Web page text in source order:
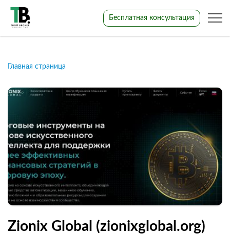
Бесплатная консультация
Главная страница
Zionix Global (zionixglobal.org)